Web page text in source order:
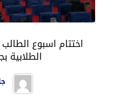
الطلابية